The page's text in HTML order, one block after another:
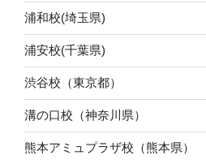
浦和校(埼玉県)
浦安校(千葉県)
渋谷校（東京都）
溝の口校（神奈川県）
熊本アミュプラザ校（熊本県）